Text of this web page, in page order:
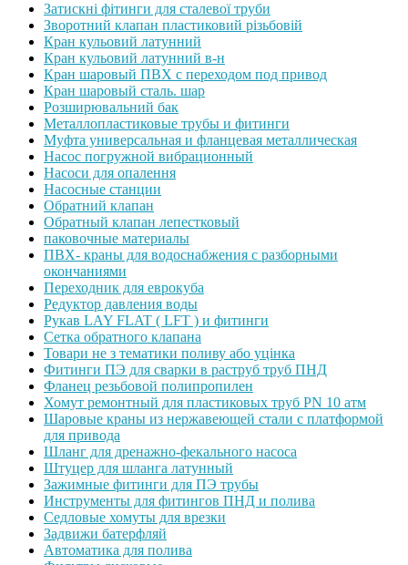
Затискні фітинги для сталевої труби
Зворотний клапан пластиковий різьбовій
Кран кульовий латунний
Кран кульовий латунний в-н
Кран шаровый ПВХ с переходом под привод
Кран шаровый сталь. шар
Розширювальний бак
Металлопластиковые трубы и фитинги
Муфта универсальная и фланцевая металлическая
Насос погружной вибрационный
Насоси для опалення
Насосные станции
Обратний клапан
Обратный клапан лепестковый
паковочные материалы
ПВХ- краны для водоснабжения с разборными
окончаниями
Переходник для еврокуба
Редуктор давления воды
Рукав LAY FLAT ( LFT ) и фитинги
Сетка обратного клапана
Товари не з тематики поливу або уцінка
Фитинги ПЭ для сварки в раструб труб ПНД
Фланец резьбовой полипропилен
Хомут ремонтный для пластиковых труб PN 10 атм
Шаровые краны из нержавеющей стали с платформой
для привода
Шланг для дренажно-фекального насоса
Штуцер для шланга латунный
Зажимные фитинги для ПЭ трубы
Инструменты для фитингов ПНД и полива
Седловые хомуты для врезки
Задвижи батерфляй
Автоматика для полива